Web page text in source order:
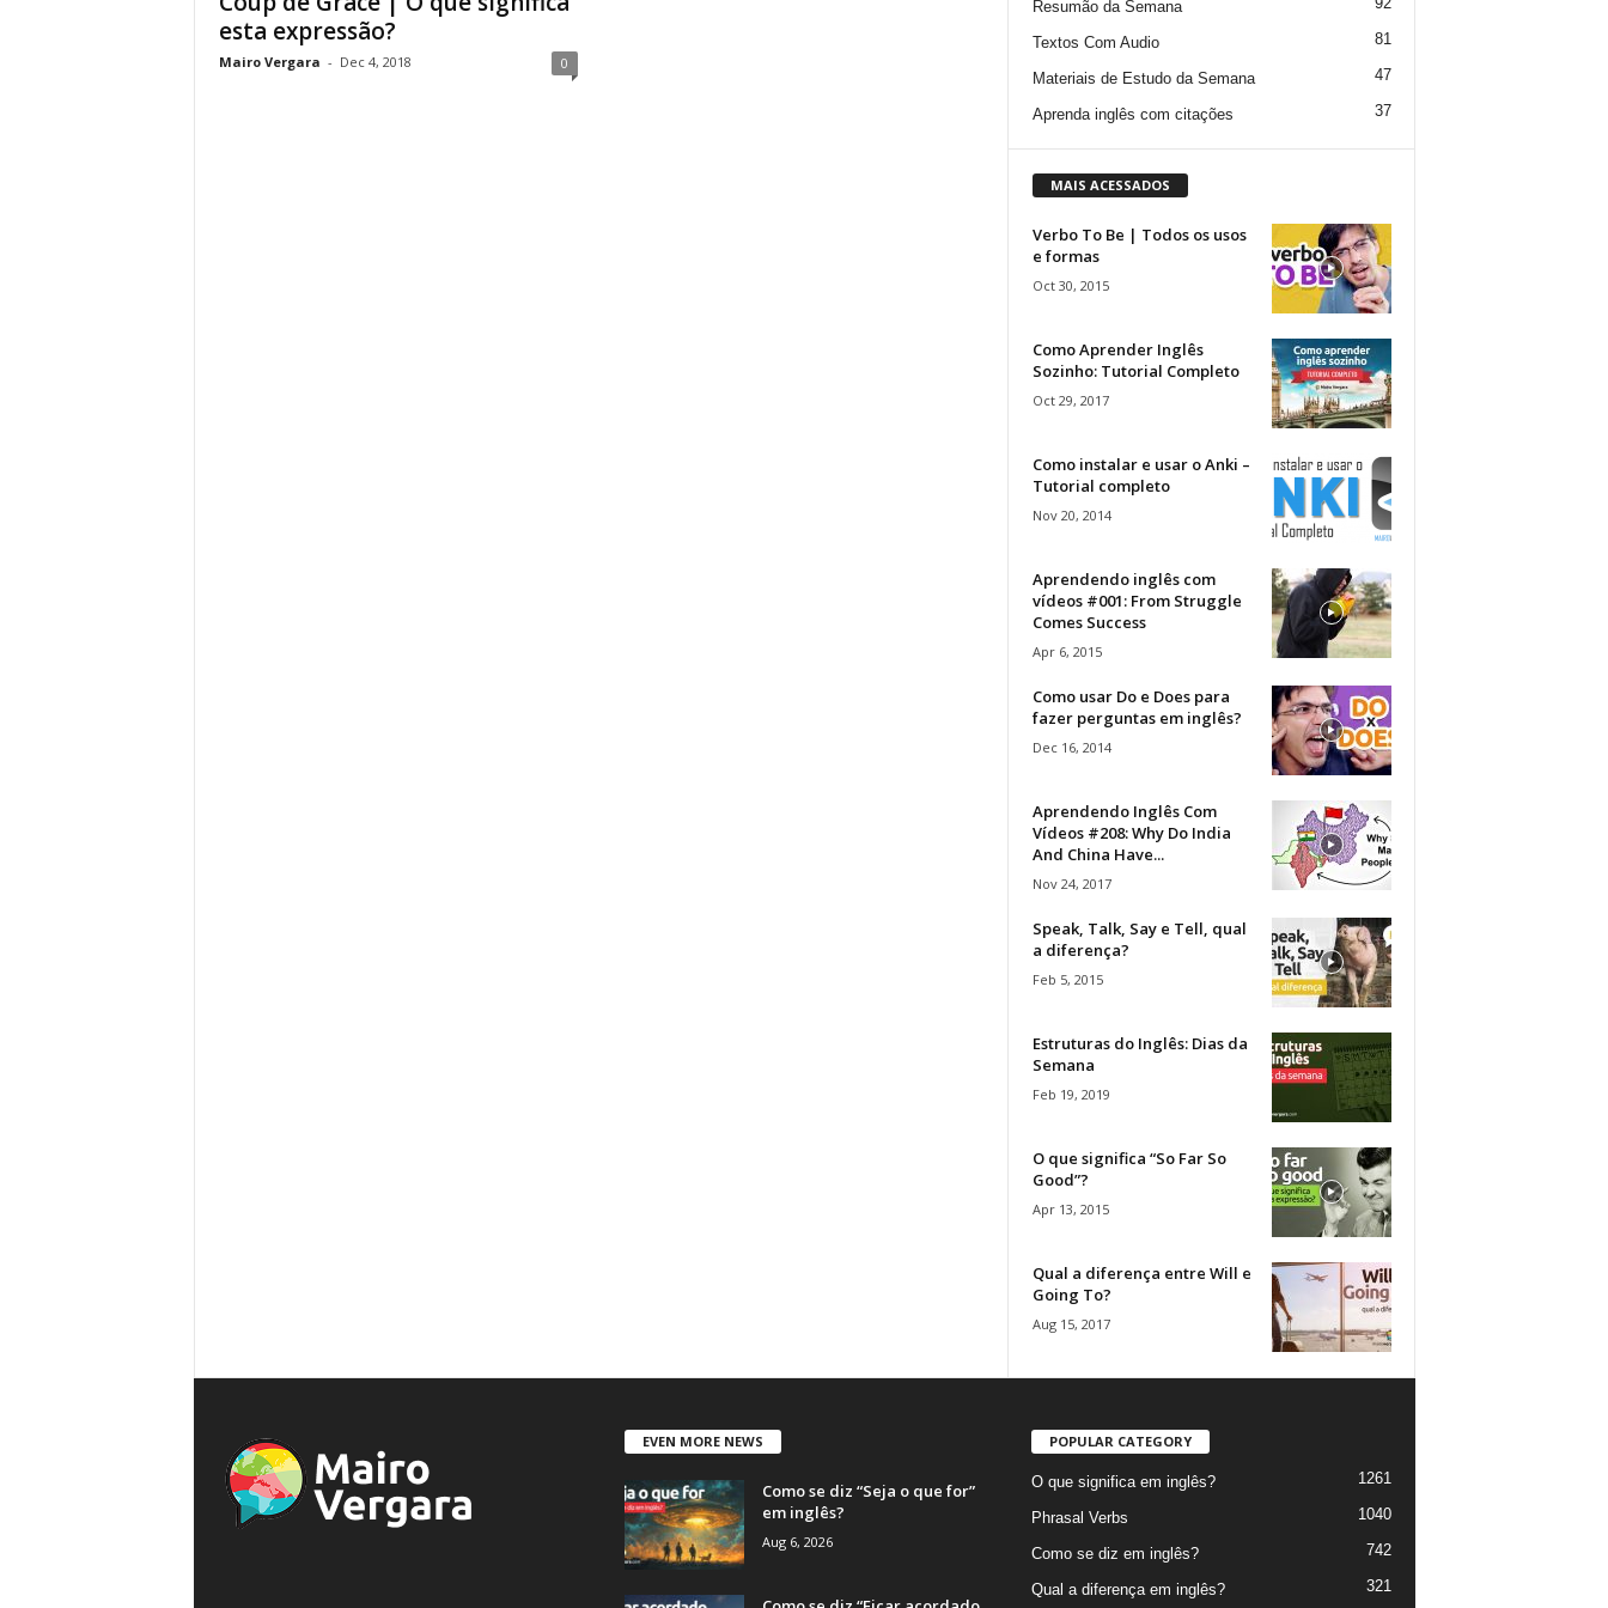
esta expressão?
Mairo Vergara - Dec 4, 2018 0
Resumão da Semana
Textos Com Audio 81
Materiais de Estudo da Semana 47
Aprenda inglês com citações 37
MAIS ACESSADOS
Verbo To Be | Todos os usos
e formas
Oct 30, 2015
Como Aprender Inglês
Sozinho: Tutorial Completo
Oct 29, 2017
Como instalar e usar o Anki –
Tutorial completo
Nov 20, 2014
Aprendendo inglês com
vídeos #001: From Struggle
Comes Success
Apr 6, 2015
Como usar Do e Does para
fazer perguntas em inglês?
Dec 16, 2014
Aprendendo Inglês Com
Vídeos #208: Why Do India
And China Have...
Nov 24, 2017
Speak, Talk, Say e Tell, qual
a diferença?
Feb 5, 2015
Estruturas do Inglês: Dias da
Semana
Feb 19, 2019
O que significa “So Far So
Good”?
Apr 13, 2015
Qual a diferença entre Will e
Going To?
Aug 15, 2017
EVEN MORE NEWS
Como se diz “Seja o que for”
em inglês?
Aug 6, 2026
POPULAR CATEGORY
O que significa em inglês? 1261
Phrasal Verbs 1040
Como se diz em inglês? 742
Qual a diferença em inglês? 321